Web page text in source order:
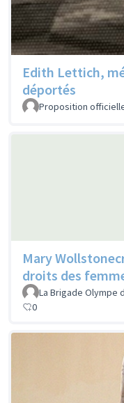
Edith Lettich,
déportés
Proposition
Mary
droits des
La Brigade Olympe
0